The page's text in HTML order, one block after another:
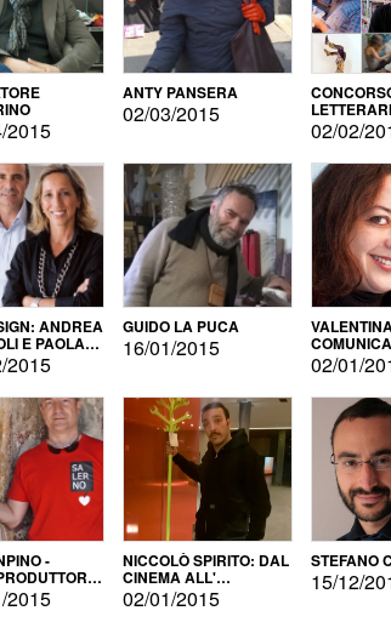
2015
ANTY PANSERA
02/03/2015 DESIGNER
02/02/
ANDREA
E PAOLA
2015
GUIDO LA PUCA
16/01/2015
02/01/
-
2015
NICCOLÒ SPIRITO: DAL
CINEMA ALL'
AUTOPRODUZIONE
02/01/2015
STEFANO
15/12/